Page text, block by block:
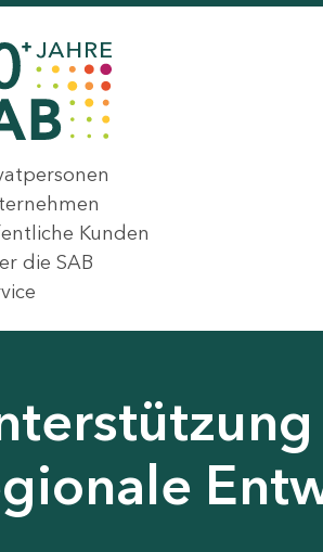
Kunden
die SAB